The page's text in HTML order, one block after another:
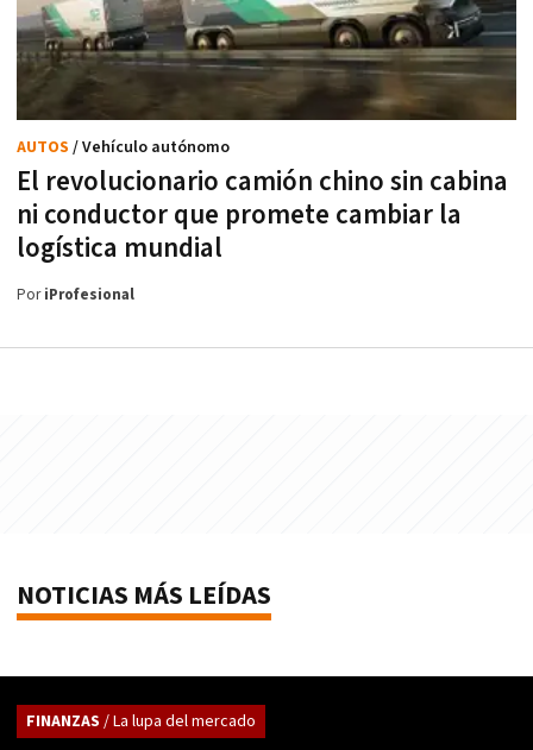
El revolucionario camión chino sin cabina
ni conductor que promete cambiar la
logística mundial
AUTOS / Vehículo autónomo
PoriProfesional
NOTICIAS MÁS LEÍDAS
FINANZAS / La lupa del mercado